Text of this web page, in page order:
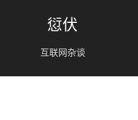
愆伏
互联网杂谈